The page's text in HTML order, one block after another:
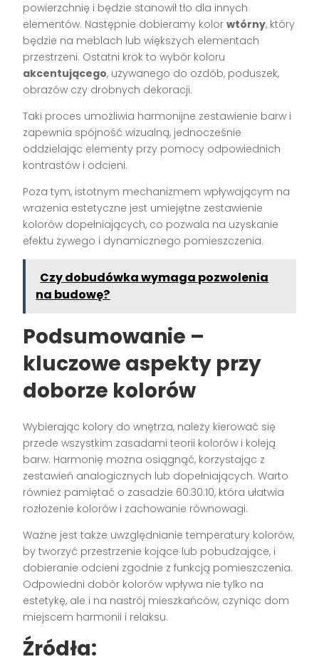
powierzchnię i będzie stanowił tło dla innych
elementów. Następnie dobieramy kolorwtórny, który
będzie na meblach lub większych elementach
przestrzeni. Ostatni krok to wybór koloru
akcentującego, używanego do ozdób, poduszek,
obrazów czy drobnych dekoracji.
Taki proces umożliwia harmonijne zestawienie barw i
zapewnia spójność wizualną, jednocześnie
oddzielając elementy przy pomocy odpowiednich
kontrastów i odcieni.
Poza tym, istotnym mechanizmem wpływającym na
wrażenia estetyczne jest umiejętne zestawienie
kolorów dopełniających, co pozwala na uzyskanie
efektu żywego i dynamicznego pomieszczenia.
Czy dobudówka wymaga pozwolenia
na budowę?
Podsumowanie –
kluczowe aspekty przy
doborze kolorów
Wybierając kolory do wnętrza, należy kierować się
przede wszystkim zasadami teorii kolorów i koleją
barw. Harmonię można osiągnąć, korzystając z
zestawień analogicznych lub dopełniających. Warto
również pamiętać o zasadzie 60:30:10, która ułatwia
rozłożenie kolorów i zachowanie równowagi.
Ważne jest także uwzględnianie temperatury kolorów,
by tworzyć przestrzenie kojące lub pobudzające, i
dobieranie odcieni zgodnie z funkcją pomieszczenia.
Odpowiedni dobór kolorów wpływa nie tylko na
estetykę, ale i na nastrój mieszkańców, czyniąc dom
miejscem harmonii i relaksu.
Źródła: